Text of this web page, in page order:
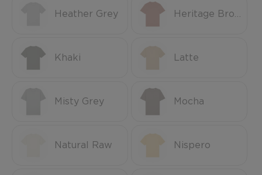
Heather Grey Heritage Brown
Khaki Latte
Misty Grey Mocha
Natural Raw Nispero